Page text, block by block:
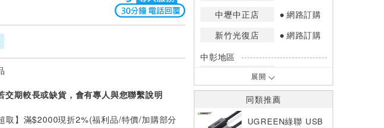
交期較長或缺貨，會有專人與您聯繫說明
取】滿$2000現折2%(福利品/特價/加購部分
中壢中正店
網路訂購
新竹光復店
網路訂購
中彰地區
台中英才店
嘉南地區
高雄中華店
展開
同類推薦
UGREEN綠聯 USB